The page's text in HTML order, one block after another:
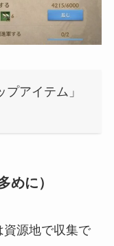
プアイテム」
めに）
資源地で収集で